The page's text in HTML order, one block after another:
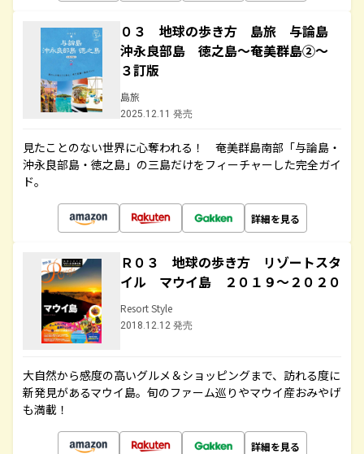
０３ 地球の歩き方 島旅 与論島
沖永良部島 徳之島～奄美群島②～
３訂版
島旅
2025.12.11 発売
見たことのない世界に心奪われる！ 奄美群島南部「与論島・
沖永良部島・徳之島」の三島だけをフィーチャーした完全ガイ
ド。
詳細を見る
Ｒ０３ 地球の歩き方 リゾートスタ
イル マウイ島 ２０１９～２０２０
Resort Style
2018.12.12 発売
大自然から感度の高いグルメ＆ショッピングまで、訪れる度に
新発見があるマウイ島。旬のファーム巡りやマウイ産おみやげ
も満載！
詳細を見る